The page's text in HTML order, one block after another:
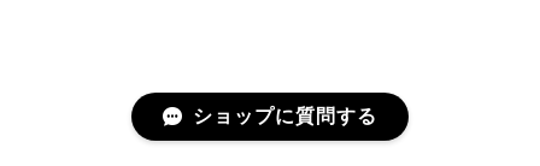
ショップに質問する